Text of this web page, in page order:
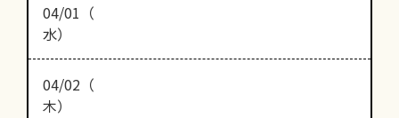
04/01（
水）
04/02（
木）